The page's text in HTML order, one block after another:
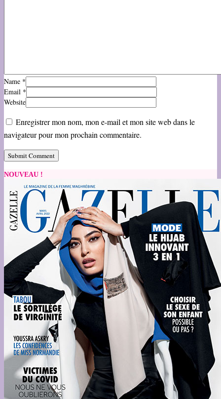
Name *
Email *
Website
Enregistrer mon nom, mon e-mail et mon site web dans le
navigateur pour mon prochain commentaire.
NOUVEAU !